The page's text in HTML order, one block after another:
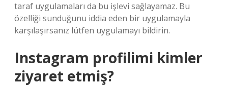
taraf uygulamaları da bu işlevi sağlayamaz. Bu
özelliği sunduğunu iddia eden bir uygulamayla
karşılaşırsanız lütfen uygulamayı bildirin.
Instagram profilimi kimler
ziyaret etmiş?